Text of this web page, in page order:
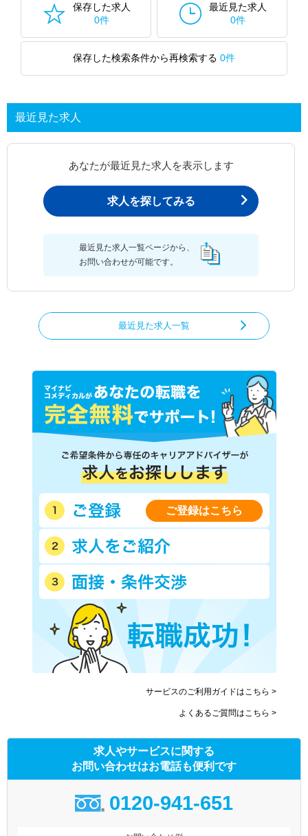
保存した求人
0件
最近見た求人
0件
保存した検索条件から再検索する 0件
最近見た求人
あなたが最近見た求人を表示します
求人を探してみる
最近見た求人一覧ページから、
お問い合わせが可能です。
最近見た求人一覧
ご登録はこちら
サービスのご利用ガイドはこちら >
よくあるご質問はこちら >
求人やサービスに関する
お問い合わせはお電話も便利です
0120-941-651